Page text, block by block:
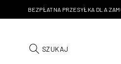
BEZPŁATNA PRZESYŁKA DLA
SZUKAJ